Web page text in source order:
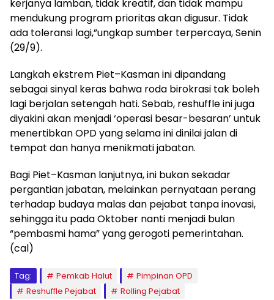
kerjanya lamban, tidak kreatif, dan tidak mampu
mendukung program prioritas akan digusur. Tidak
ada toleransi lagi,”ungkap sumber terpercaya, Senin
(29/9).
Langkah ekstrem Piet–Kasman ini dipandang
sebagai sinyal keras bahwa roda birokrasi tak boleh
lagi berjalan setengah hati. Sebab, reshuffle ini juga
diyakini akan menjadi ‘operasi besar-besaran’ untuk
menertibkan OPD yang selama ini dinilai jalan di
tempat dan hanya menikmati jabatan.
Bagi Piet–Kasman lanjutnya, ini bukan sekadar
pergantian jabatan, melainkan pernyataan perang
terhadap budaya malas dan pejabat tanpa inovasi,
sehingga itu pada Oktober nanti menjadi bulan
“pembasmi hama” yang gerogoti pemerintahan.
(cal)
Tag: Pemkab Halut
Pimpinan OPD
Reshuffle Pejabat
Rolling Pejabat